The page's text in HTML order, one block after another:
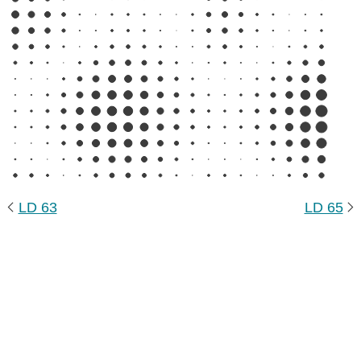
LD 63 LD 65